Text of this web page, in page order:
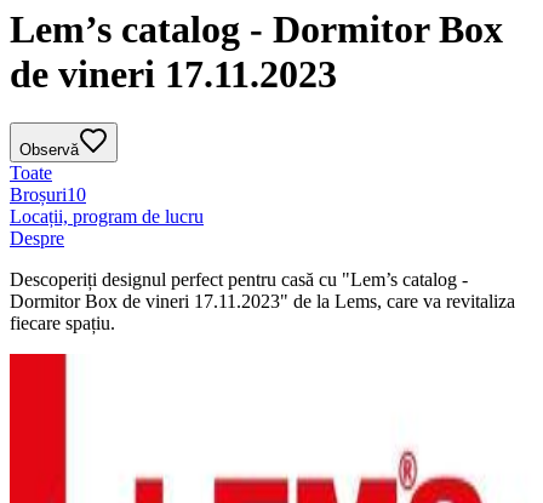
Lem’s catalog - Dormitor Box
de vineri 17.11.2023
Observă
Toate
Broșuri10
Locații, program de lucru
Despre
Descoperiți designul perfect pentru casă cu "Lem’s catalog -
Dormitor Box de vineri 17.11.2023" de la Lems, care va revitaliza
fiecare spațiu.